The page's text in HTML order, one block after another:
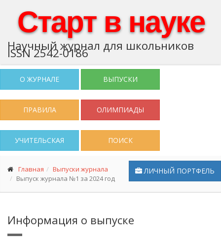
Старт в науке
Научный журнал для школьников
ISSN 2542-0186
О ЖУРНАЛЕ ВЫПУСКИ
ПРАВИЛА ОЛИМПИАДЫ
УЧИТЕЛЬСКАЯ ПОИСК
ЛИЧНЫЙ ПОРТФЕЛЬ
Главная
Выпуски журнала
Выпуск журнала №1 за 2024 год
Информация о выпуске